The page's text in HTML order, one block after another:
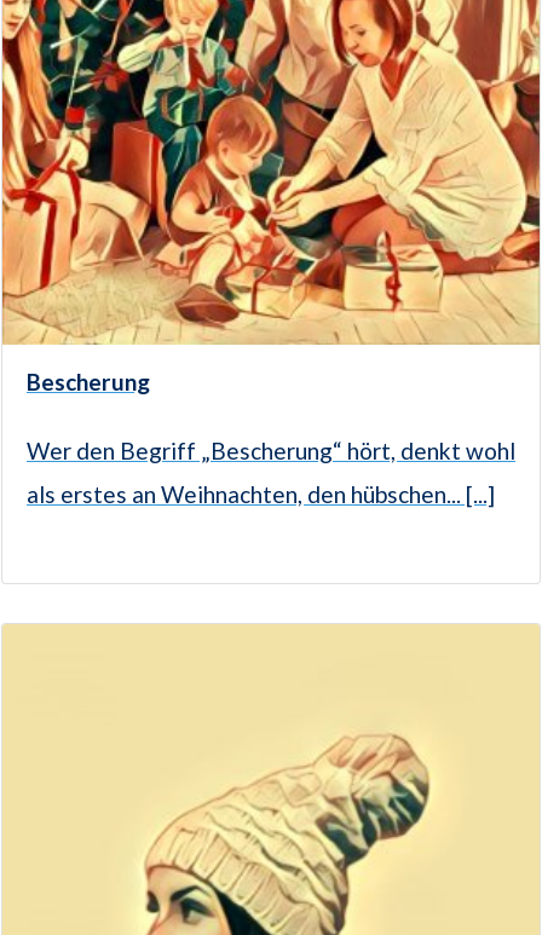
Bescherung
Wer den Begriff „Bescherung“ hört, denkt wohl
als erstes an Weihnachten, den hübschen... [...]